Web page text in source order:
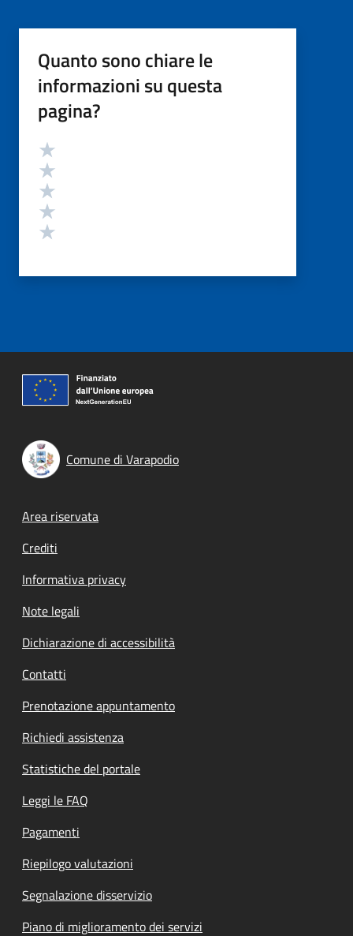
Quanto sono chiare le
informazioni su questa
pagina?
Valutazione
Comune di Varapodio
Footer menu
Area riservata
Crediti
Informativa privacy
Note legali
Dichiarazione di accessibilità
Contatti
Prenotazione appuntamento
Richiedi assistenza
Statistiche del portale
Leggi le FAQ
Pagamenti
Riepilogo valutazioni
Segnalazione disservizio
Piano di miglioramento dei servizi